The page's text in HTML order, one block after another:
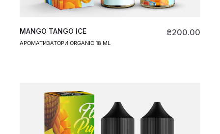
MANGO TANGO ICE
АРОМАТИЗАТОРИ ORGANIC 18 ML
₴200.00